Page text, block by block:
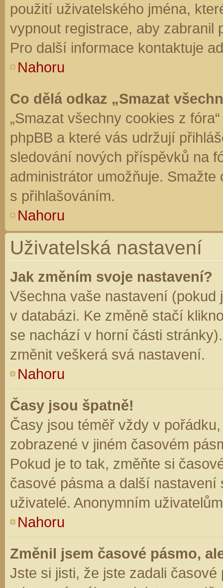
použití uživatelského jména,
vypnout registrace, aby zabranil
Pro další informace kontaktuje
Nahoru
Co dělá odkaz „Smazat
„Smazat všechny cookies z
phpBB a které vás udržují
sledování nových příspěvků na
administrátor umožňuje.
s přihlašováním.
Nahoru
Uživatelská nastavení
Jak změním svoje nastavení?
Všechna vaše nastavení (pokud
v databázi. Ke změně stačí
se nachází v horní části
změnit veškerá svá nastavení.
Nahoru
Časy jsou špatně!
Časy jsou téměř vždy v
zobrazené v jiném časovém
Pokud je to tak, změňte si
časové pásma a další
uživatelé. Anonymním
Nahoru
Změnil jsem časové pásmo,
Jste si jisti, že jste zadali